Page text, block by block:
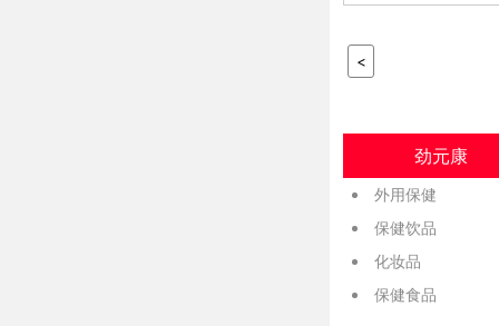
<
劲元康
外用保健
保健饮品
化妆品
保健食品